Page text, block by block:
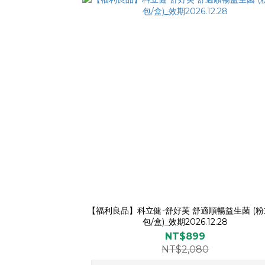
【福利良品】科立健-舒好芙 舒適順暢益生菌 (
包/盒)_效期2026.12.28
NT$899
NT$2,080